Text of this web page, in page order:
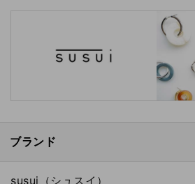
ブランド
susui（シュスイ）